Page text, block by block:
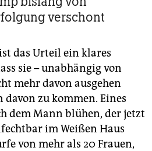
verschont
das Urteil ein klares
sie – unabhängig von
mehr davon ausgehen
davon zu kommen. Eines
dem Mann blühen, der jetzt
im Weißen Haus
von mehr als 20 Frauen,